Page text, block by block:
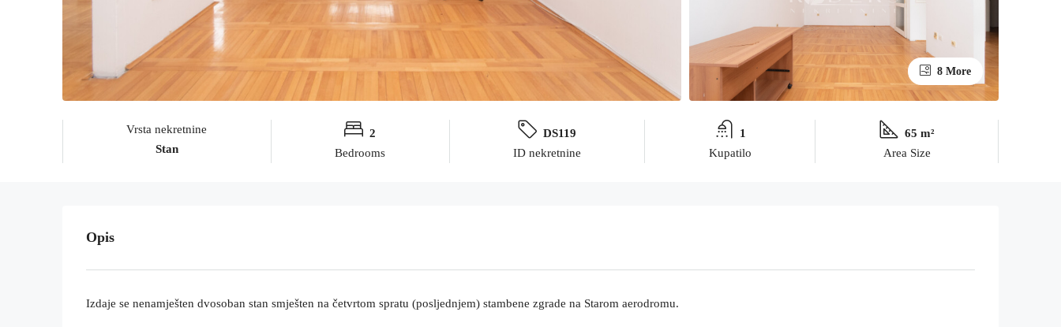
8 More
Vrsta nekretnine
Stan
2
Bedrooms
DS119
ID nekretnine
1
Kupatilo
65 m²
Area Size
Opis
Izdaje se nenamješten dvosoban stan smješten na četvrtom spratu (posljednjem) stambene zgrade na Starom aerodromu.